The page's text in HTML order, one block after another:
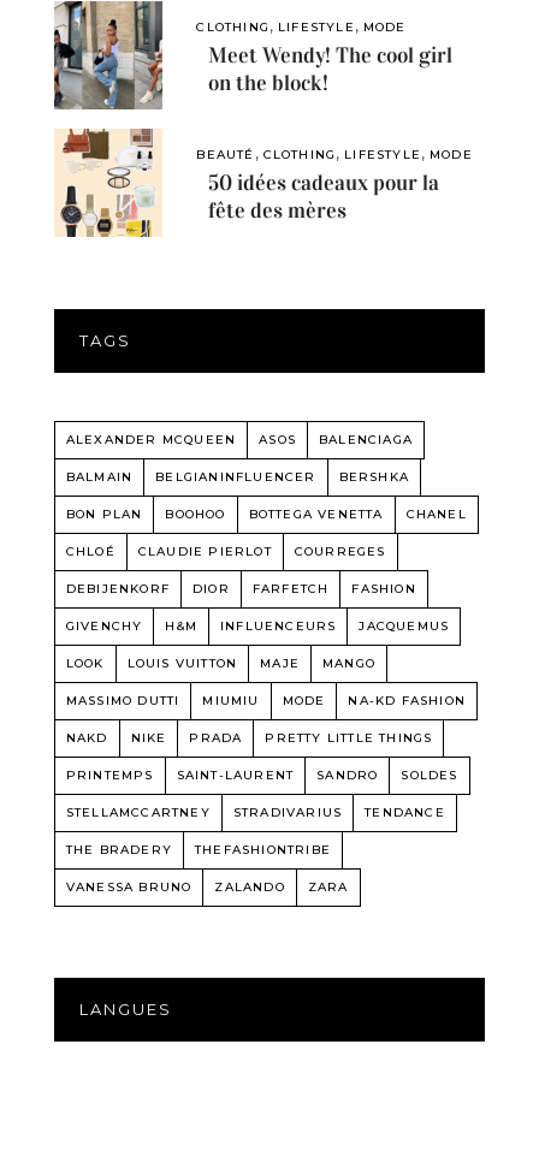
CLOTHING , LIFESTYLE , MODE
Meet Wendy! The cool girl
on the block!
BEAUTÉ , CLOTHING , LIFESTYLE , MODE
50 idées cadeaux pour la
fête des mères
TAGS
ALEXANDER MCQUEEN ASOS BALENCIAGA
BALMAIN BELGIANINFLUENCER BERSHKA
BON PLAN BOOHOO BOTTEGA VENETTA CHANEL
CHLOÉ CLAUDIE PIERLOT COURREGES
DEBIJENKORF DIOR FARFETCH FASHION
GIVENCHY H&M INFLUENCEURS JACQUEMUS
LOOK LOUIS VUITTON MAJE MANGO
MASSIMO DUTTI MIUMIU MODE NA-KD FASHION
NAKD NIKE PRADA PRETTY LITTLE THINGS
PRINTEMPS SAINT-LAURENT SANDRO SOLDES
STELLAMCCARTNEY STRADIVARIUS TENDANCE
THE BRADERY THEFASHIONTRIBE
VANESSA BRUNO ZALANDO ZARA
LANGUES